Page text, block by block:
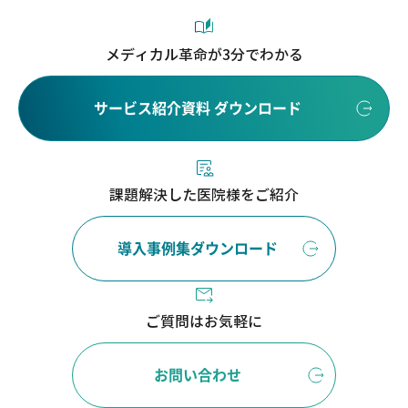
メディカル革命が3分でわかる
サービス紹介資料 ダウンロード
課題解決した医院様をご紹介
導入事例集ダウンロード
ご質問はお気軽に
お問い合わせ